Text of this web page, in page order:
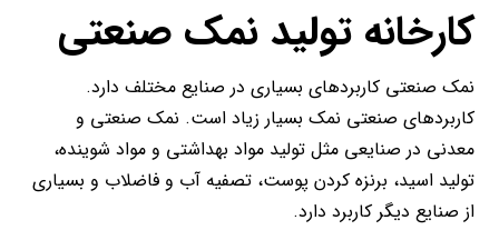
کارخانه تولید نمک صنعتی
نمک صنعتی کاربردهای بسیاری در صنایع مختلف دارد.
کاربردهای صنعتی نمک بسیار زیاد است. نمک صنعتی و
معدنی در صنایعی مثل تولید مواد بهداشتی و مواد شوینده،
تولید اسید، برنزه کردن پوست، تصفیه آب و فاضلاب و بسیاری
از صنایع دیگر کاربرد دارد.